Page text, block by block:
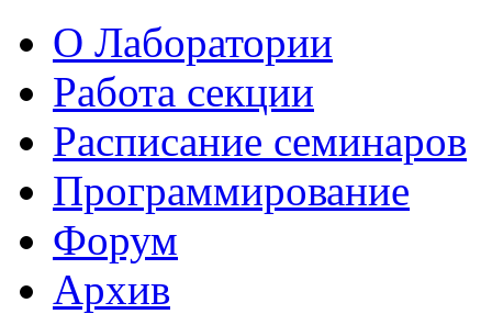
О Лаборатории
Работа секции
Расписание семинаров
Программирование
Форум
Архив